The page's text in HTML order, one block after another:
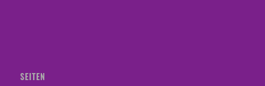
SEITEN